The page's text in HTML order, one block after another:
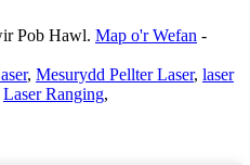
Pob Hawl. Map o'r Wefan -
, Mesurydd Pellter Laser, laser
Laser Ranging,